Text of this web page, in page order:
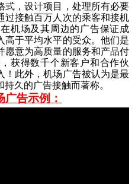
式，设计项目，处理所有必要
过接触百万人次的乘客和接机
机场及其周边的广告保证成
高于平均水平的受众。他们是
愿意为高质量的服务和产品付
获得数千个新客户和合作伙
！此外，机场广告被认为是最
久的广告接触而著称。
广告示例：